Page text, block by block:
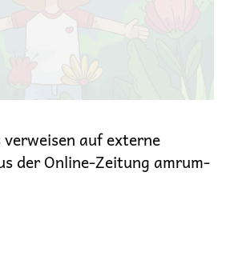
verweisen auf externe
der Online-Zeitung amrum-